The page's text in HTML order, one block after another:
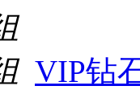
VIP钻